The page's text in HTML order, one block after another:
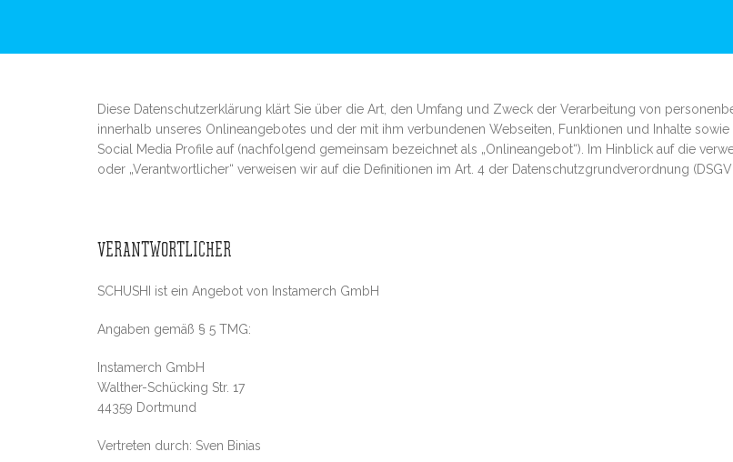
Diese Datenschutzerklärung klärt Sie über die Art, den Umfang und Zweck der Verarbeitung von
innerhalb unseres Onlineangebotes und der mit ihm verbundenen Webseiten, Funktionen und Inhalte
Social Media Profile auf (nachfolgend gemeinsam bezeichnet als „Onlineangebot“). Im Hinblick auf die
oder „Verantwortlicher“ verweisen wir auf die Definitionen im Art. 4 der Datenschutzgrundverordnung
VERANTWORTLICHER
SCHUSHI ist ein Angebot von Instamerch GmbH
Angaben gemäß § 5 TMG:
Instamerch GmbH
Walther-Schücking Str. 17
44359 Dortmund
Vertreten durch: Sven Binias